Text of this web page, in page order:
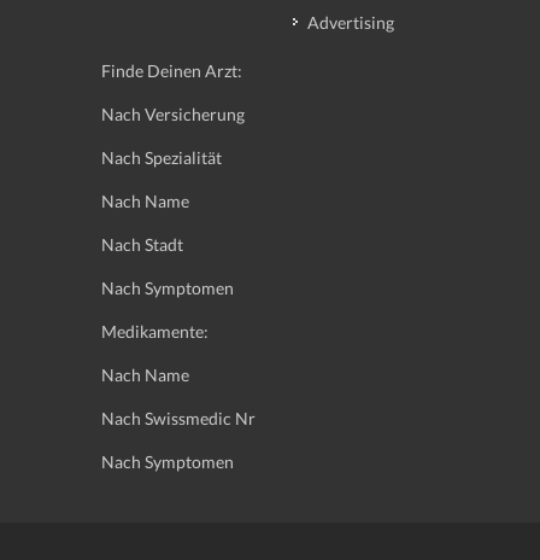
Advertising
Finde Deinen Arzt:
Nach Versicherung
Nach Spezialität
Nach Name
Nach Stadt
Nach Symptomen
Medikamente:
Nach Name
Nach Swissmedic Nr
Nach Symptomen